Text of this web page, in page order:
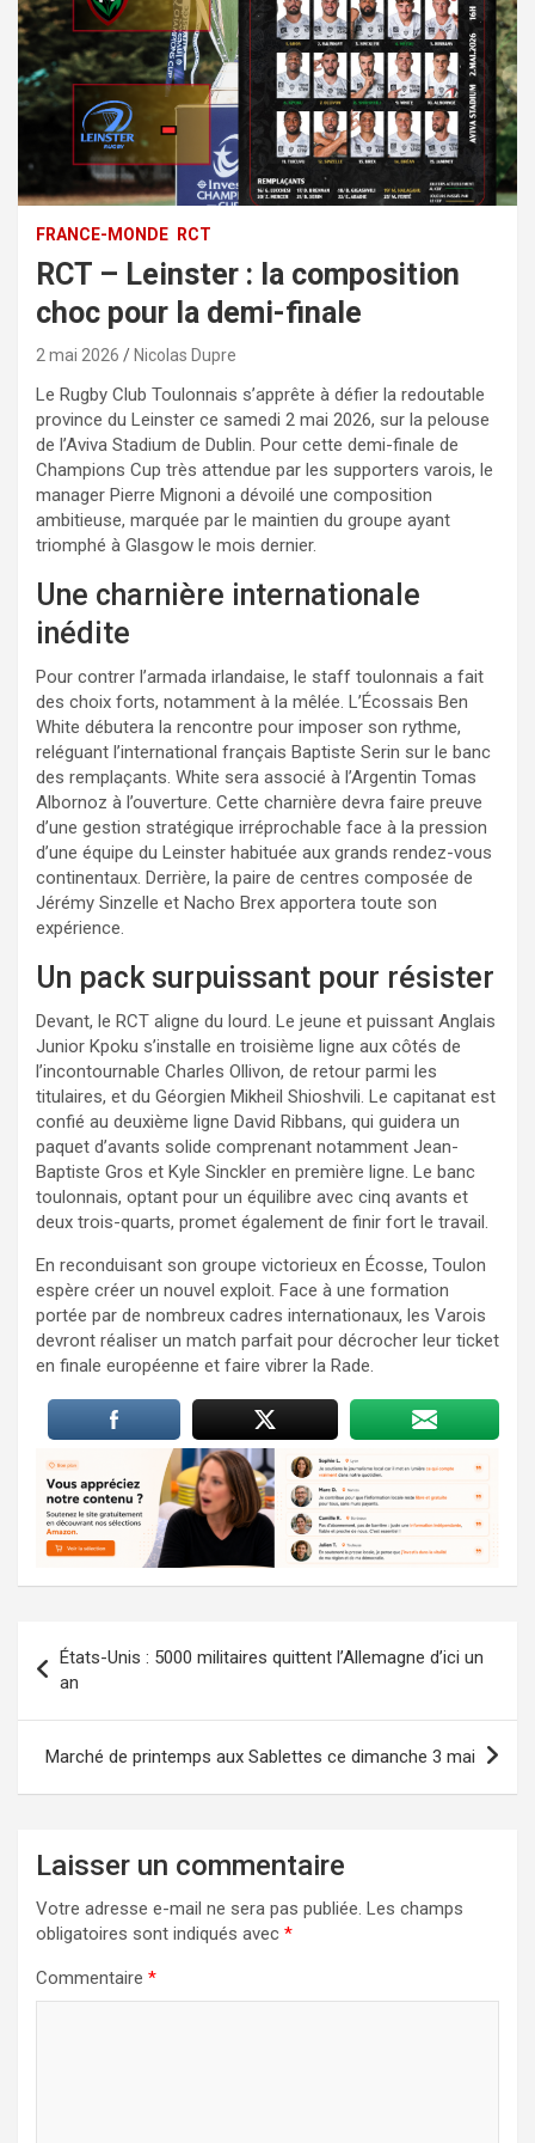
FRANCE-MONDE RCT
RCT – Leinster : la composition
choc pour la demi-finale
2 mai 2026 Nicolas Dupre
Le Rugby Club Toulonnais s’apprête à défier la redoutable
province du Leinster ce samedi 2 mai 2026, sur la pelouse
de l’Aviva Stadium de Dublin. Pour cette demi-finale de
Champions Cup très attendue par les supporters varois, le
manager Pierre Mignoni a dévoilé une composition
ambitieuse, marquée par le maintien du groupe ayant
triomphé à Glasgow le mois dernier.
Une charnière internationale
inédite
Pour contrer l’armada irlandaise, le staff toulonnais a fait
des choix forts, notamment à la mêlée. L’Écossais Ben
White débutera la rencontre pour imposer son rythme,
reléguant l’international français Baptiste Serin sur le banc
des remplaçants. White sera associé à l’Argentin Tomas
Albornoz à l’ouverture. Cette charnière devra faire preuve
d’une gestion stratégique irréprochable face à la pression
d’une équipe du Leinster habituée aux grands rendez-vous
continentaux. Derrière, la paire de centres composée de
Jérémy Sinzelle et Nacho Brex apportera toute son
expérience.
Un pack surpuissant pour résister
Devant, le RCT aligne du lourd. Le jeune et puissant Anglais
Junior Kpoku s’installe en troisième ligne aux côtés de
l’incontournable Charles Ollivon, de retour parmi les
titulaires, et du Géorgien Mikheil Shioshvili. Le capitanat est
confié au deuxième ligne David Ribbans, qui guidera un
paquet d’avants solide comprenant notamment Jean-
Baptiste Gros et Kyle Sinckler en première ligne. Le banc
toulonnais, optant pour un équilibre avec cinq avants et
deux trois-quarts, promet également de finir fort le travail.
En reconduisant son groupe victorieux en Écosse, Toulon
espère créer un nouvel exploit. Face à une formation
portée par de nombreux cadres internationaux, les Varois
devront réaliser un match parfait pour décrocher leur ticket
en finale européenne et faire vibrer la Rade.
Navigation
de
l’article
États-Unis : 5000 militaires quittent l’Allemagne d’ici un
an
Marché de printemps aux Sablettes ce dimanche 3 mai
Laisser un commentaire
Votre adresse e-mail ne sera pas publiée. Les champs
obligatoires sont indiqués avec *
Commentaire *